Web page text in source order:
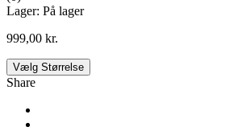
Lager: På lager
999,00 kr.
Vælg Størrelse
Share